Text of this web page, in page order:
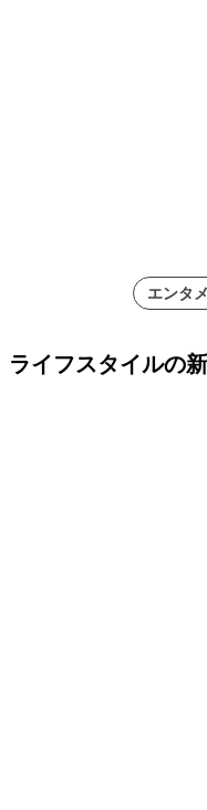
エンタ
ライフスタイルの